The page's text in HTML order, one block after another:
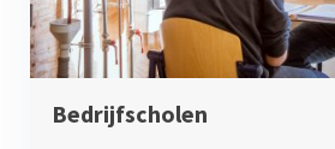
Bedrijfscholen